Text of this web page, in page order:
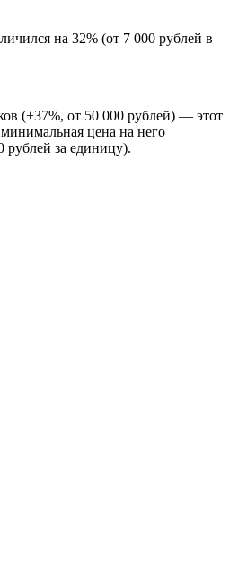
на 32% (от 7 000 рублей в
(+37%, от 50 000 рублей) — этот
цена на него
рублей за единицу).